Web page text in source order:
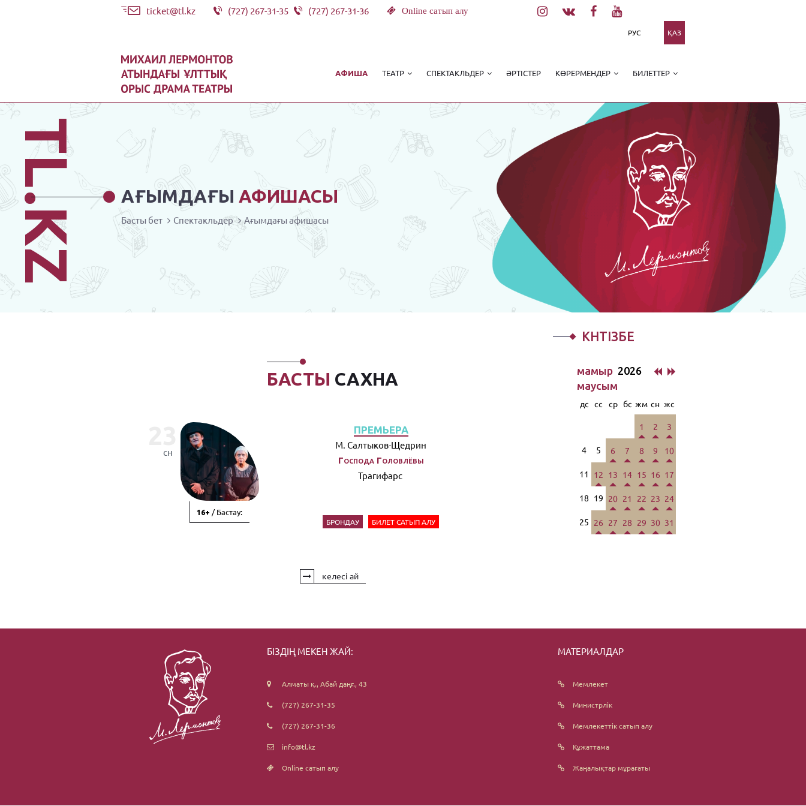
ticket@tl.kz (727) 267-31-35 (727) 267-31-36 Online сатып алу
РУС ҚАЗ
АФИША ТЕАТР СПЕКТАКЛЬДЕР ӘРТІСТЕР КӨРЕРМЕНДЕР БИЛЕТТЕР
АҒЫМДАҒЫ АФИШАСЫ
TL.KZ Басты бет Спектакльдер Ағымдағы афишасы
БАСТЫ САХНА
сн
16+ / Бастау:
ПРЕМЬЕРА
М. Салтыков-Щедрин
Господа Головлёвы
Трагифарс
БРОНДАУ БИЛЕТ САТЫП АЛУ
келесі ай
КҮНТІЗБЕ
мамыр 2026
маусым
дс сс ср бс жм сн жс
1 2 3
4 5 6 7 8 9 10
11 12 13 14 15 16 17
18 19 20 21 22 23 24
25 26 27 28 29 30 31
БІЗДІҢ МЕКЕН ЖАЙ:
Алматы қ., Абай даңғ., 43
(727) 267-31-35
(727) 267-31-36
info@tl.kz
Online сатып алу
МАТЕРИАЛДАР
Мемлекет
Министрлік
Мемлекеттік сатып алу
Құжаттама
Жаңалықтар мұрағаты